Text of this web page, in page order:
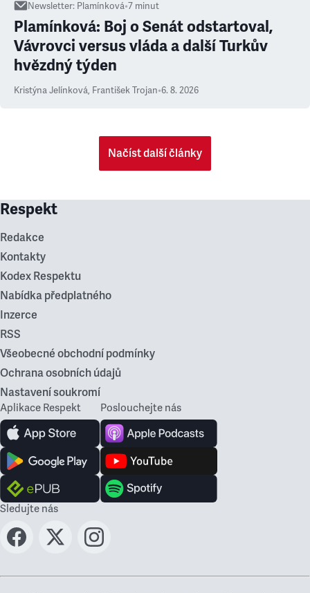
Newsletter: Plamínková•7 minut
Plamínková: Boj o Senát odstartoval,
Vávrovci versus vláda a další Turkův
hvězdný týden
Kristýna Jelínková, František Trojan•6. 8. 2026
Načíst další články
Respekt
Redakce
Kontakty
Kodex Respektu
Nabídka předplatného
Inzerce
RSS
Všeobecné obchodní podmínky
Ochrana osobních údajů
Nastavení soukromí
Aplikace Respekt Poslouchejte nás
Sledujte nás